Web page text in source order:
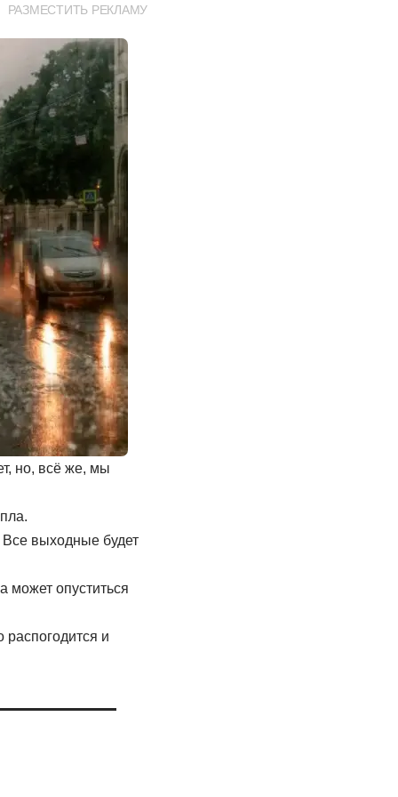
РАЗМЕСТИТЬ РЕКЛАМУ
но, всё же, мы
выходные будет
может опуститься
и